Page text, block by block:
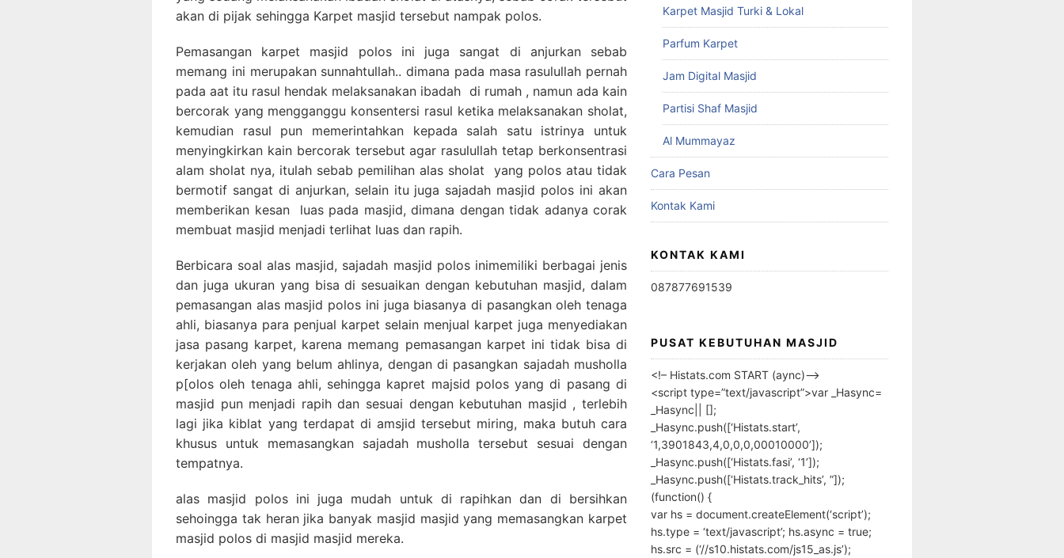
akan di pijak sehingga Karpet masjid tersebut nampak polos.
Pemasangan karpet masjid polos ini juga sangat di anjurkan sebab
memang ini merupakan sunnahtullah.. dimana pada masa rasulullah pernah
pada aat itu rasul hendak melaksanakan ibadah di rumah , namun ada kain
bercorak yang mengganggu konsentersi rasul ketika melaksanakan sholat,
kemudian rasul pun memerintahkan kepada salah satu istrinya untuk
menyingkirkan kain bercorak tersebut agar rasulullah tetap berkonsentrasi
alam sholat nya, itulah sebab pemilihan alas sholat yang polos atau tidak
bermotif sangat di anjurkan, selain itu juga sajadah masjid polos ini akan
memberikan kesan luas pada masjid, dimana dengan tidak adanya corak
membuat masjid menjadi terlihat luas dan rapih.
Berbicara soal alas masjid, sajadah masjid polos inimemiliki berbagai jenis
dan juga ukuran yang bisa di sesuaikan dengan kebutuhan masjid, dalam
pemasangan alas masjid polos ini juga biasanya di pasangkan oleh tenaga
ahli, biasanya para penjual karpet selain menjual karpet juga menyediakan
jasa pasang karpet, karena memang pemasangan karpet ini tidak bisa di
kerjakan oleh yang belum ahlinya, dengan di pasangkan sajadah musholla
p[olos oleh tenaga ahli, sehingga kapret majsid polos yang di pasang di
masjid pun menjadi rapih dan sesuai dengan kebutuhan masjid , terlebih
lagi jika kiblat yang terdapat di amsjid tersebut miring, maka butuh cara
khusus untuk memasangkan sajadah musholla tersebut sesuai dengan
tempatnya.
alas masjid polos ini juga mudah untuk di rapihkan dan di bersihkan
sehoingga tak heran jika banyak masjid masjid yang memasangkan karpet
masjid polos di masjid masjid mereka.
Karpet Masjid Turki & Lokal
Parfum Karpet
Jam Digital Masjid
Partisi Shaf Masjid
Al Mummayaz
Cara Pesan
Kontak Kami
KONTAK KAMI
087877691539
PUSAT KEBUTUHAN MASJID
<!– Histats.com START (aync)–>
<script type=”text/javascript”>var _Hasync=
_Hasync|| [];
_Hasync.push([‘Histats.start’,
‘1,3901843,4,0,0,0,00010000’]);
_Hasync.push([‘Histats.fasi’, ‘1’]);
_Hasync.push([‘Histats.track_hits’, ”]);
(function() {
var hs = document.createElement(‘script’);
hs.type = ‘text/javascript’; hs.async = true;
hs.src = (‘//s10.histats.com/js15_as.js’);